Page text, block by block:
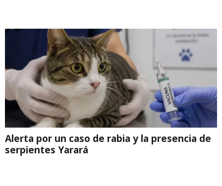
Alerta por un caso de rabia y la presencia de
serpientes Yarará